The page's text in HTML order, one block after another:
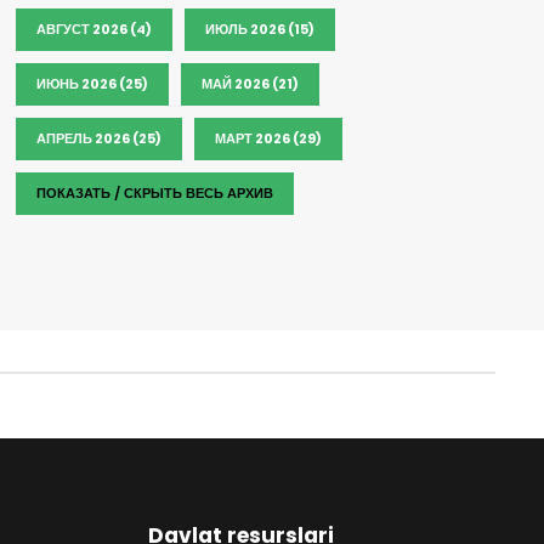
АВГУСТ 2026 (4) ИЮЛЬ 2026 (15)
ИЮНЬ 2026 (25) МАЙ 2026 (21)
АПРЕЛЬ 2026 (25) МАРТ 2026 (29)
ПОКАЗАТЬ / СКРЫТЬ ВЕСЬ АРХИВ
Davlat resurslari